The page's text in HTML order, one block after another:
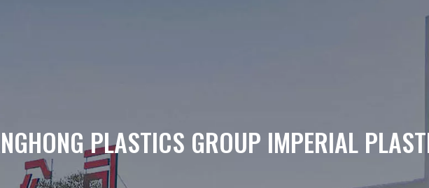
PLASTICS GROUP IMPERIAL